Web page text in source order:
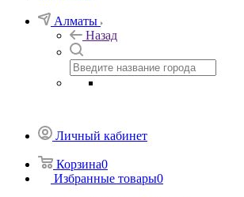
Алматы
Назад
Личный кабинет
Корзина0
Избранные товары0